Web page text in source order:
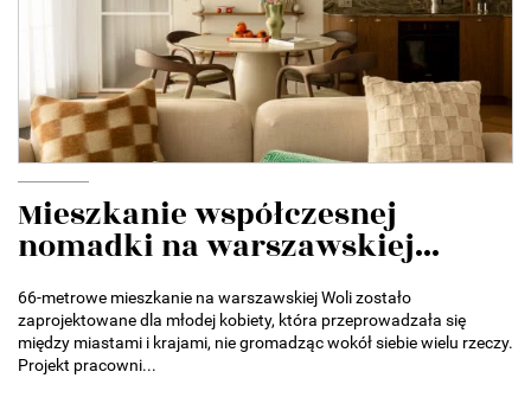
Mieszkanie współczesnej
nomadki na warszawskiej...
66-metrowe mieszkanie na warszawskiej Woli zostało
zaprojektowane dla młodej kobiety, która przeprowadzała się
między miastami i krajami, nie gromadząc wokół siebie wielu rzeczy.
Projekt pracowni...